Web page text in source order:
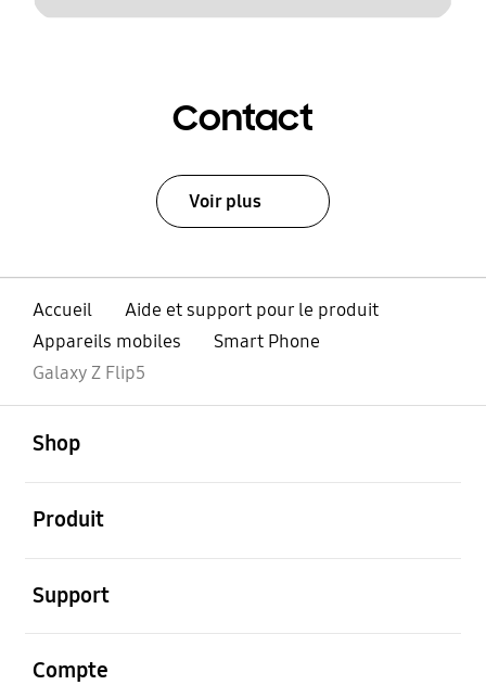
Contact
Voir plus
Accueil
Aide et support pour le produit
Appareils mobiles
Smart Phone
Galaxy Z Flip5
Shop
Produit
Support
Compte